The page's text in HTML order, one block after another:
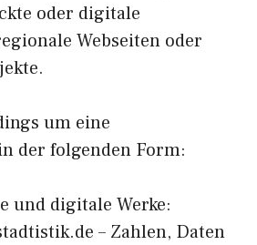
oder digitale
Webseiten oder
um eine
der folgenden Form:
und digitale Werke:
– Zahlen, Daten